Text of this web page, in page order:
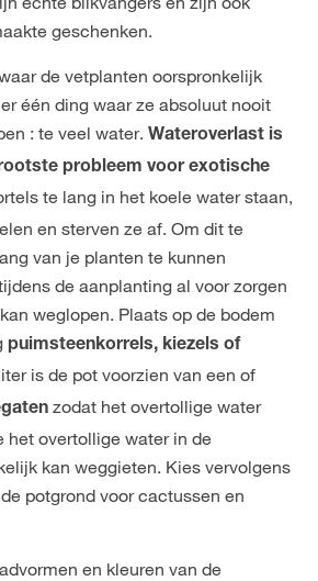
geschenken.
de vetplanten oorspronkelijk
één ding waar ze absoluut nooit
: te veel water. Wateroverlast is
probleem voor exotische
te lang in het koele water staan,
en sterven ze af. Om dit te
van je planten te kunnen
de aanplanting al voor zorgen
weglopen. Plaats op de bodem
puimsteenkorrels, kiezels of
is de pot voorzien van een of
zodat het overtollige water
het overtollige water in de
kan weggieten. Kies vervolgens
potgrond voor cactussen en
en kleuren van de